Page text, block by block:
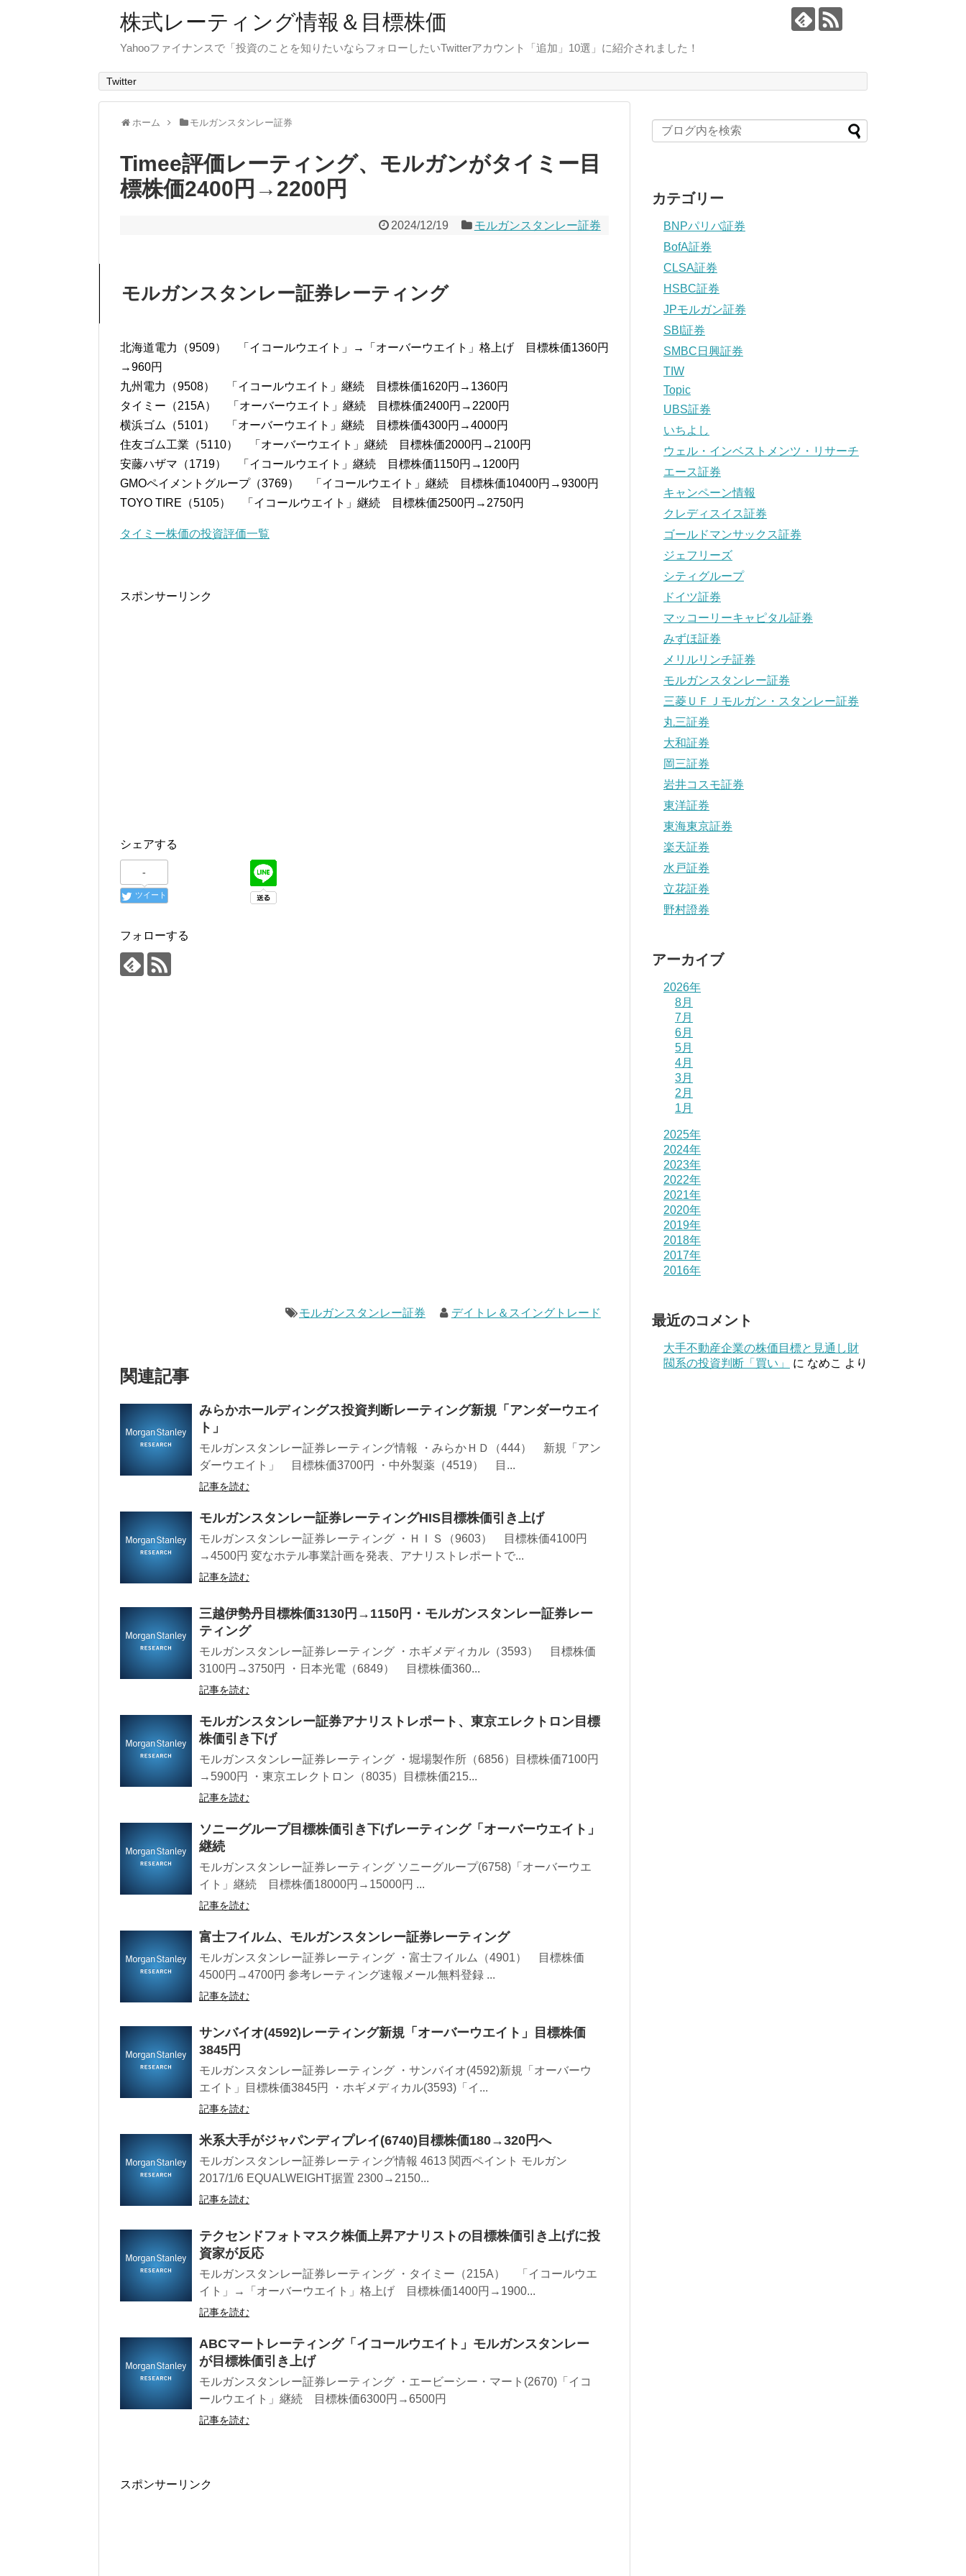
株式レーティング情報＆目標株価
Yahooファイナンスで「投資のことを知りたいならフォローしたいTwitterアカウント「追加」10選」に紹介されました！
Twitter
ホーム モルガンスタンレー証券
Timee評価レーティング、モルガンがタイミー目
標株価2400円→2200円
2024/12/19 モルガンスタンレー証券
モルガンスタンレー証券レーティング
北海道電力（9509） 「イコールウエイト」→「オーバーウエイト」格上げ 目標株価1360円
→960円
九州電力（9508） 「イコールウエイト」継続 目標株価1620円→1360円
タイミー（215A） 「オーバーウエイト」継続 目標株価2400円→2200円
横浜ゴム（5101） 「オーバーウエイト」継続 目標株価4300円→4000円
住友ゴム工業（5110） 「オーバーウエイト」継続 目標株価2000円→2100円
安藤ハザマ（1719） 「イコールウエイト」継続 目標株価1150円→1200円
GMOペイメントグループ（3769） 「イコールウエイト」継続 目標株価10400円→9300円
TOYO TIRE（5105） 「イコールウエイト」継続 目標株価2500円→2750円
タイミー株価の投資評価一覧
スポンサーリンク
シェアする
-
ツイート
フォローする
モルガンスタンレー証券 デイトレ＆スイングトレード
関連記事
みらかホールディングス投資判断レーティング新規「アンダーウエイ
ト」
モルガンスタンレー証券レーティング情報 ・みらかＨＤ（444） 新規「アン
ダーウエイト」 目標株価3700円 ・中外製薬（4519） 目...
記事を読む
モルガンスタンレー証券レーティングHIS目標株価引き上げ
モルガンスタンレー証券レーティング ・ＨＩＳ（9603） 目標株価4100円
→4500円 変なホテル事業計画を発表、アナリストレポートで...
記事を読む
三越伊勢丹目標株価3130円→1150円・モルガンスタンレー証券レー
ティング
モルガンスタンレー証券レーティング ・ホギメディカル（3593） 目標株価
3100円→3750円 ・日本光電（6849） 目標株価360...
記事を読む
モルガンスタンレー証券アナリストレポート、東京エレクトロン目標
株価引き下げ
モルガンスタンレー証券レーティング ・堀場製作所（6856）目標株価7100円
→5900円 ・東京エレクトロン（8035）目標株価215...
記事を読む
ソニーグループ目標株価引き下げレーティング「オーバーウエイト」
継続
モルガンスタンレー証券レーティング ソニーグループ(6758)「オーバーウエ
イト」継続 目標株価18000円→15000円 ...
記事を読む
富士フイルム、モルガンスタンレー証券レーティング
モルガンスタンレー証券レーティング ・富士フイルム（4901） 目標株価
4500円→4700円 参考レーティング速報メール無料登録 ...
記事を読む
サンバイオ(4592)レーティング新規「オーバーウエイト」目標株価
3845円
モルガンスタンレー証券レーティング ・サンバイオ(4592)新規「オーバーウ
エイト」目標株価3845円 ・ホギメディカル(3593)「イ...
記事を読む
米系大手がジャパンディプレイ(6740)目標株価180→320円へ
モルガンスタンレー証券レーティング情報 4613 関西ペイント モルガン
2017/1/6 EQUALWEIGHT据置 2300→2150...
記事を読む
テクセンドフォトマスク株価上昇アナリストの目標株価引き上げに投
資家が反応
モルガンスタンレー証券レーティング ・タイミー（215A） 「イコールウエ
イト」→「オーバーウエイト」格上げ 目標株価1400円→1900...
記事を読む
ABCマートレーティング「イコールウエイト」モルガンスタンレー
が目標株価引き上げ
モルガンスタンレー証券レーティング ・エービーシー・マート(2670)「イコ
ールウエイト」継続 目標株価6300円→6500円
記事を読む
スポンサーリンク
カテゴリー
BNPパリバ証券
BofA証券
CLSA証券
HSBC証券
JPモルガン証券
SBI証券
SMBC日興証券
TIW
Topic
UBS証券
いちよし
ウェル・インベストメンツ・リサーチ
エース証券
キャンペーン情報
クレディスイス証券
ゴールドマンサックス証券
ジェフリーズ
シティグループ
ドイツ証券
マッコーリーキャピタル証券
みずほ証券
メリルリンチ証券
モルガンスタンレー証券
三菱ＵＦＪモルガン・スタンレー証券
丸三証券
大和証券
岡三証券
岩井コスモ証券
東洋証券
東海東京証券
楽天証券
水戸証券
立花証券
野村證券
アーカイブ
2026年
8月
7月
6月
5月
4月
3月
2月
1月
2025年
2024年
2023年
2022年
2021年
2020年
2019年
2018年
2017年
2016年
最近のコメント
大手不動産企業の株価目標と見通し財
閥系の投資判断「買い」
に なめこ より